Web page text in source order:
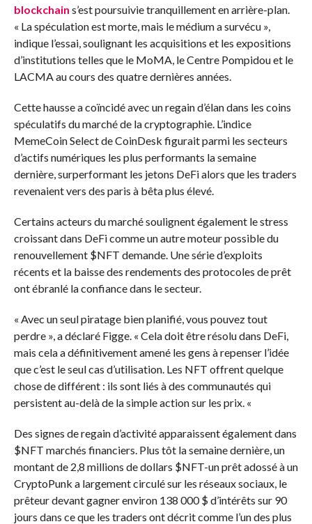
blockchain s’est poursuivie tranquillement en arrière-plan.
« La spéculation est morte, mais le médium a survécu »,
indique l’essai, soulignant les acquisitions et les expositions
d’institutions telles que le MoMA, le Centre Pompidou et le
LACMA au cours des quatre dernières années.
Cette hausse a coïncidé avec un regain d’élan dans les coins
spéculatifs du marché de la cryptographie. L’indice
MemeCoin Select de CoinDesk figurait parmi les secteurs
d’actifs numériques les plus performants la semaine
dernière, surperformant les jetons DeFi alors que les traders
revenaient vers des paris à bêta plus élevé.
Certains acteurs du marché soulignent également le stress
croissant dans DeFi comme un autre moteur possible du
renouvellement $NFT demande. Une série d’exploits
récents et la baisse des rendements des protocoles de prêt
ont ébranlé la confiance dans le secteur.
« Avec un seul piratage bien planifié, vous pouvez tout
perdre », a déclaré Figge. « Cela doit être résolu dans DeFi,
mais cela a définitivement amené les gens à repenser l’idée
que c’est le seul cas d’utilisation. Les NFT offrent quelque
chose de différent : ils sont liés à des communautés qui
persistent au-delà de la simple action sur les prix. «
Des signes de regain d’activité apparaissent également dans
$NFT marchés financiers. Plus tôt la semaine dernière, un
montant de 2,8 millions de dollars $NFT-un prêt adossé à un
CryptoPunk a largement circulé sur les réseaux sociaux, le
prêteur devant gagner environ 138 000 $ d’intérêts sur 90
jours dans ce que les traders ont décrit comme l’un des plus